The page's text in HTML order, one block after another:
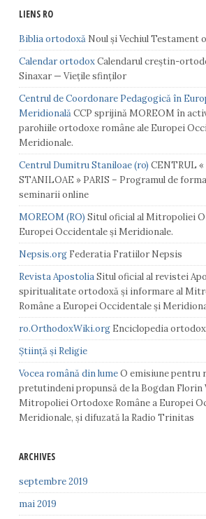
LIENS RO
Biblia ortodoxăNoul și Vechiul Testament
Calendar ortodoxCalendarul creștin-
Sinaxar — Viețile sfinților
Centrul de Coordonare Pedagogică în
MeridionalăCCP sprijină MOREOM în
parohiile ortodoxe române ale Europei
Meridionale.
Centrul Dumitru Staniloae (ro) CENTRUL
STANILOAE » PARIS – Programul de
seminarii online
MOREOM (RO) Situl oficial al Mitropoliei
Europei Occidentale și Meridionale.
Nepsis.orgFederatia Fratiilor Nepsis
Revista ApostoliaSitul oficial al revistei
spiritualitate ortodoxă și informare al
Române a Europei Occidentale și
ro.OrthodoxWiki.orgEnciclopedia
Știință și Religie
Vocea română din lumeO emisiune pentru
pretutindeni propunsă de la Bogdan Florin
Mitropoliei Ortodoxe Române a Europei
Meridionale, și difuzată la Radio Trinitas
ARCHIVES
septembre 2019
mai 2019